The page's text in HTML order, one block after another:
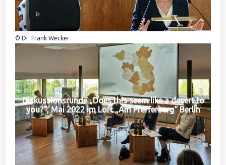
© Dr. Frank Wecker
Diskussionsrunde „Does this seem like a desert to
you?“, Mai 2022 im Loft „Am Pfefferberg“ Berlin